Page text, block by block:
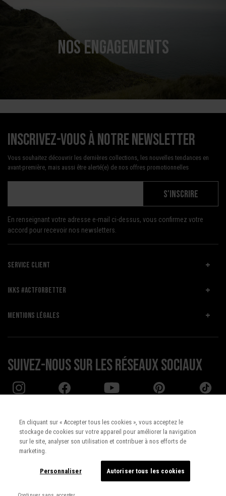
NOS ENGAGEMENTS
Inscrivez-vous à notre newsletter
Vous souhaitez découvrir les dernières collections, les nouvelles tendances en
avant-première, mais aussi être alerté(e) de nos offres promotionnelles
S'INSCRIRE
En renseignant votre adresse e-mail ci-dessus, vous confirmez votre
accord pour recevoir nos newsletters.
SERVICE CLIENT
IKKS #ACTFORBETTER
MENTIONS LÉGALES
Suivez-nous sur les réseaux sociaux
Pays : UNITED STATES
Français
En cliquant sur « Accepter tous les cookies », vous acceptez le
stockage de cookies sur votre appareil pour améliorer la navigation
sur le site, analyser son utilisation et contribuer à nos efforts de
marketing.
Personnaliser Autoriser tous les cookies